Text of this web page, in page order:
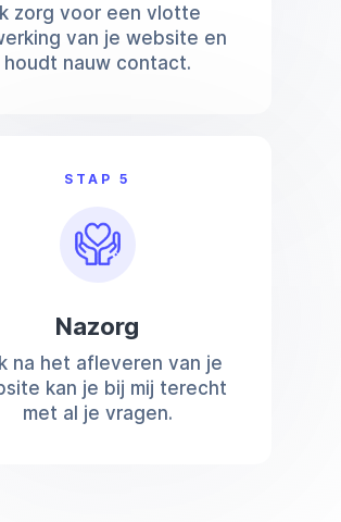
zorg voor een vlotte
van je website en
houdt nauw contact.
STAP 5
Nazorg
na het afleveren van je
kan je bij mij terecht
met al je vragen.